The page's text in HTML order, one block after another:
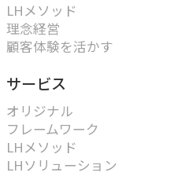
LHメソッド
理念経営
顧客体験を活かす
サービス
オリジナル
フレームワーク
LHメソッド
LHソリューション